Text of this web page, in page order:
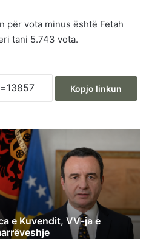
për vota minus është Fetah
tani 5.743 vota.
Kopjo linkun
e Kuvendit, VV-ja e